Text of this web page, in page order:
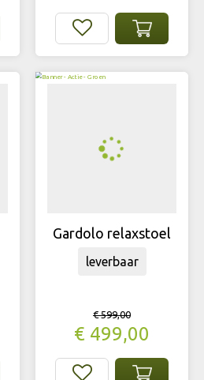
Gardolo relaxstoel
€ 599,00
€ 499,00
leverbaar